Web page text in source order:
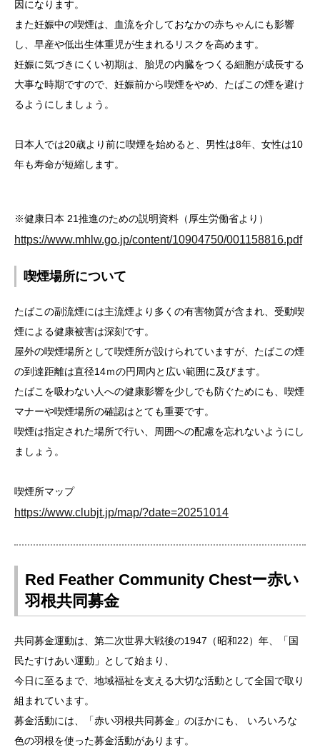
因になります。
また妊娠中の喫煙は、血流を介しておなかの赤ちゃんにも影響
し、早産や低出生体重児が生まれるリスクを高めます。
妊娠に気づきにくい初期は、胎児の内臓をつくる細胞が成長する
大事な時期ですので、妊娠前から喫煙をやめ、たばこの煙を避け
るようにしましょう。
日本人では20歳より前に喫煙を始めると、男性は8年、女性は10
年も寿命が短縮します。
※健康日本 21推進のための説明資料（厚生労働省より）
https://www.mhlw.go.jp/content/10904750/001158816.pdf
喫煙場所について
たばこの副流煙には主流煙より多くの有害物質が含まれ、受動喫
煙による健康被害は深刻です。
屋外の喫煙場所として喫煙所が設けられていますが、たばこの煙
の到達距離は直径14ｍの円周内と広い範囲に及びます。
たばこを吸わない人への健康影響を少しでも防ぐためにも、喫煙
マナーや喫煙場所の確認はとても重要です。
喫煙は指定された場所で行い、周囲への配慮を忘れないようにし
ましょう。
喫煙所マップ
https://www.clubjt.jp/map/?date=20251014
Red Feather Community Chestー赤い
羽根共同募金
共同募金運動は、第二次世界大戦後の1947（昭和22）年、「国
民たすけあい運動」として始まり、
今日に至るまで、地域福祉を支える大切な活動として全国で取り
組まれています。
募金活動には、「赤い羽根共同募金」のほかにも、 いろいろな
色の羽根を使った募金活動があります。